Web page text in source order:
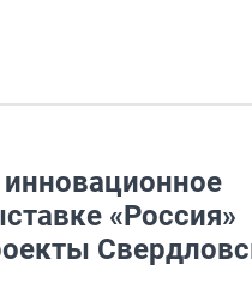
«Россия»